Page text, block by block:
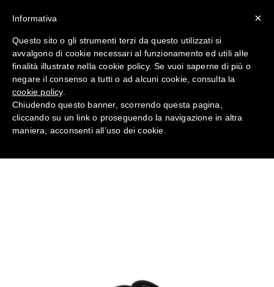
Antinfortunistica Kit igienici
per Optime™ III HY54 da
Home UDITO
×
Informativa
Questo sito o gli strumenti terzi da questo utilizzati si
avvalgono di cookie necessari al funzionamento ed utili alle
finalità illustrate nella cookie policy. Se vuoi saperne di più o
negare il consenso a tutti o ad alcuni cookie, consulta la
cookie policy.
Chiudendo questo banner, scorrendo questa pagina,
cliccando su un link o proseguendo la navigazione in altra
maniera, acconsenti all’uso dei cookie.